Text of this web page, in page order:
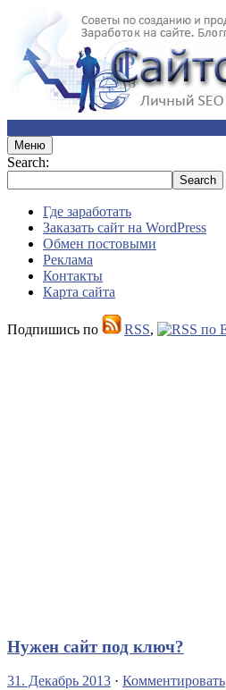
Меню
Search:
Где заработать
Заказать сайт на WordPress
Обмен постовыми
Реклама
Контакты
Карта сайта
Подпишись по RSS,
Нужен сайт под ключ?
31. Декабрь 2013 · Комментировать